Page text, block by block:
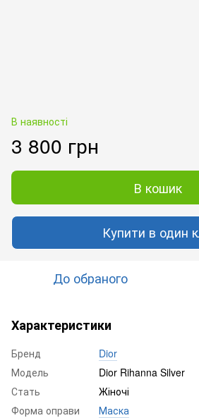
В наявності
3 800 грн
В кошик
Купити в один
До обраного
Характеристики
Бренд
Dior
Модель
Dior Rihanna Silver
Стать
Жіночі
Форма оправи
Маска